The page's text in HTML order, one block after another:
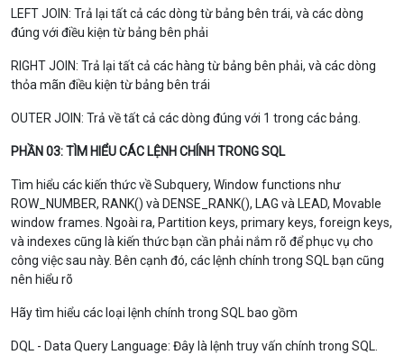
LEFT JOIN: Trả lại tất cả các dòng từ bảng bên trái, và các dòng
đúng với điều kiện từ bảng bên phải
RIGHT JOIN: Trả lại tất cả các hàng từ bảng bên phải, và các dòng
thỏa mãn điều kiện từ bảng bên trái
OUTER JOIN: Trả về tất cả các dòng đúng với 1 trong các bảng.
PHẦN 03: TÌM HIỂU CÁC LỆNH CHÍNH TRONG SQL
Tìm hiểu các kiến thức về Subquery, Window functions như
ROW_NUMBER, RANK() và DENSE_RANK(), LAG và LEAD, Movable
window frames. Ngoài ra, Partition keys, primary keys, foreign keys,
và indexes cũng là kiến thức bạn cần phải nắm rõ để phục vụ cho
công việc sau này. Bên cạnh đó, các lệnh chính trong SQL bạn cũng
nên hiểu rõ
Hãy tìm hiểu các loại lệnh chính trong SQL bao gồm
DQL - Data Query Language: Đây là lệnh truy vấn chính trong SQL.